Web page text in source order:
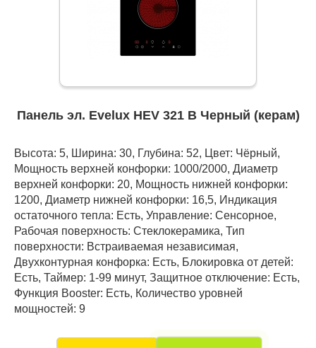
Панель эл. Evelux HEV 321 B Черный (керам)
Высота: 5, Ширина: 30, Глубина: 52, Цвет: Чёрный,
Мощность верхней конфорки: 1000/2000, Диаметр
верхней конфорки: 20, Мощность нижней конфорки:
1200, Диаметр нижней конфорки: 16,5, Индикация
остаточного тепла: Есть, Управление: Сенсорное,
Рабочая поверхность: Стеклокерамика, Тип
поверхности: Встраиваемая независимая,
Двухконтурная конфорка: Есть, Блокировка от детей:
Есть, Таймер: 1-99 минут, Защитное отключение: Есть,
Функция Booster: Есть, Количество уровней
мощностей: 9